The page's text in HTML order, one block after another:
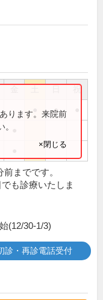
祝
●
ります。来院前
×閉じる
までです。
も診療いたしま
(12/30-1/3)
診・再診電話受付